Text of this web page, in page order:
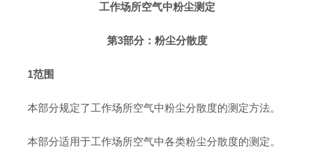
工作场所空气中粉尘测定
第3部分：粉尘分散度
1范围
本部分规定了工作场所空气中粉尘分散度的测定方法。
本部分适用于工作场所空气中各类粉尘分散度的测定。